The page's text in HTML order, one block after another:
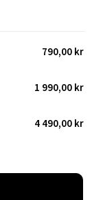
790,00 kr
1 990,00 kr
4 490,00 kr